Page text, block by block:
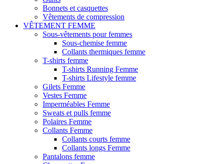
Bonnets et casquettes
Vêtements de compression
VÊTEMENT FEMME
Sous-vêtements pour femmes
Sous-chemise femme
Collants thermiques femme
T-shirts femme
T-shirts Running Femme
T-shirts Lifestyle femme
Gilets Femme
Vestes Femme
Imperméables Femme
Sweats et pulls femme
Polaires Femme
Collants Femme
Collants courts femme
Collants longs Femme
Pantalons femme